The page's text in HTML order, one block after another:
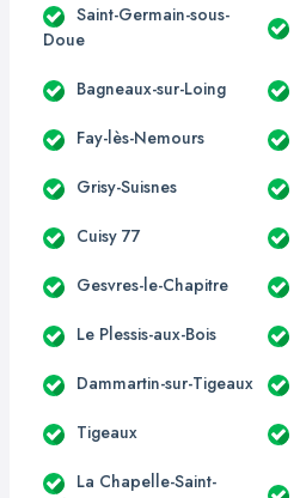
Saint-Germain-sous-
Doue
Bagneaux-sur-Loing
Fay-lès-Nemours
Grisy-Suisnes
Cuisy 77
Gesvres-le-Chapitre
Le Plessis-aux-Bois
Dammartin-sur-Tigeaux
Tigeaux
La Chapelle-Saint-